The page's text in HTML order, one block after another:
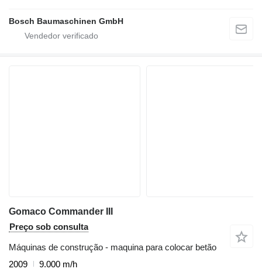
Bosch Baumaschinen GmbH
Gomaco Commander III
Preço sob consulta
Máquinas de construção - maquina para colocar betão
2009
9.000 m/h